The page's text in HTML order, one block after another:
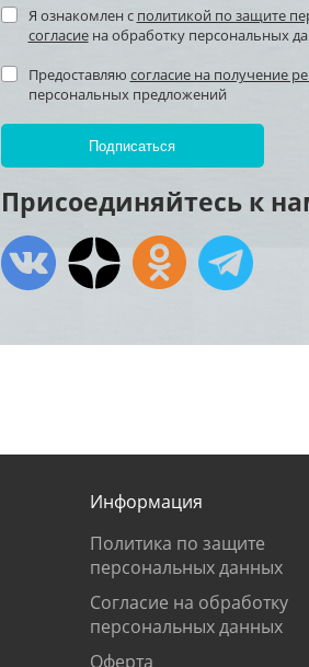
Я ознакомлен с политикой по защите
согласиена обработку персональных
Предоставляю согласие на получение
персональных предложений
Присоединяйтесь к
Информация
Политика по защите
персональных данных
Согласие на обработку
персональных данных
Оферта